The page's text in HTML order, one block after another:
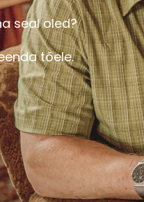
seal oled?
tõele.